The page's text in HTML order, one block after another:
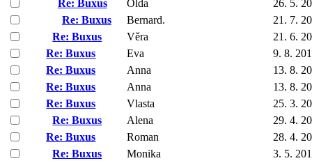
Re: Buxus Olda
26. 5.
Re: Buxus
Bernard.
21. 7.
Re: Buxus
Věra
21. 6.
Re: Buxus
Eva
9. 8.
Re: Buxus
Anna
13. 8.
Re: Buxus
Anna
13. 8.
Re: Buxus
Vlasta
25. 3.
Re: Buxus
Alena
29. 4.
Re: Buxus
Roman
28. 4.
Re: Buxus
Monika
3. 5.